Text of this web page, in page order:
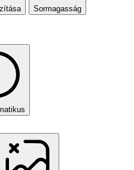
Sormagasság